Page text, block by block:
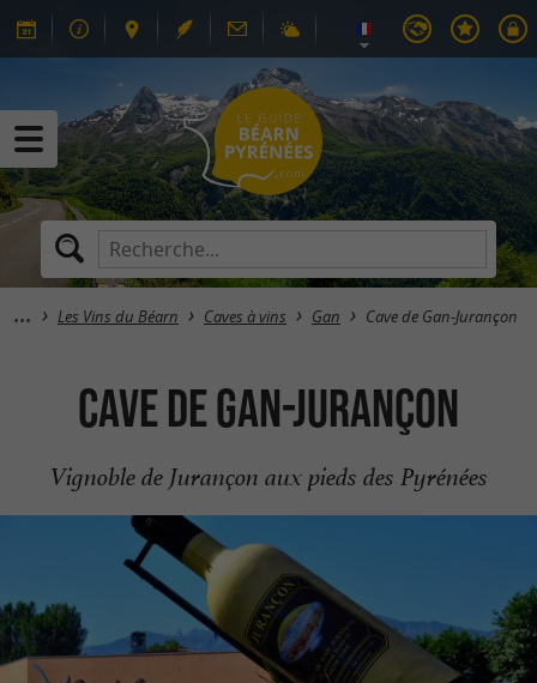
Les Vins du Béarn Caves à vins Gan Cave de Gan-Jurançon
Cave de Gan-Jurançon
Vignoble de Jurançon aux pieds des Pyrénées